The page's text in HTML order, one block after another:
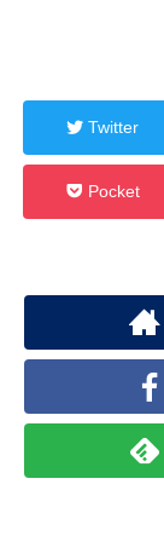
Twitter
Pocket